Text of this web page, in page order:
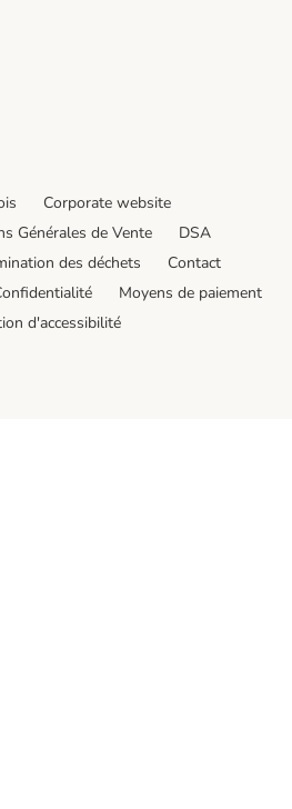
Corporate website
Générales de Vente
DSA
des déchets
Contact
Moyens de paiement
d'accessibilité